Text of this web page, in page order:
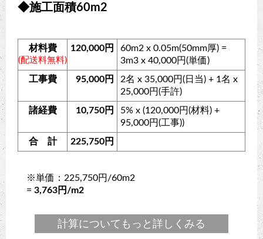
◆施工面積60m2
材料費
(配送料無料)
120,000円
60m2 x 0.05m(50mm厚) =
3m3 x 40,000円(単価)
工事費
95,000円
2名 x 35,000円(日当) + 1名 x
25,000円(手許)
諸経費
10,750円
5% x (120,000円(材料) +
95,000円(工事))
合 計
225,750円
※単価：225,750円/60m2
= 3,763円/m2
計算についてもっと詳しくみる